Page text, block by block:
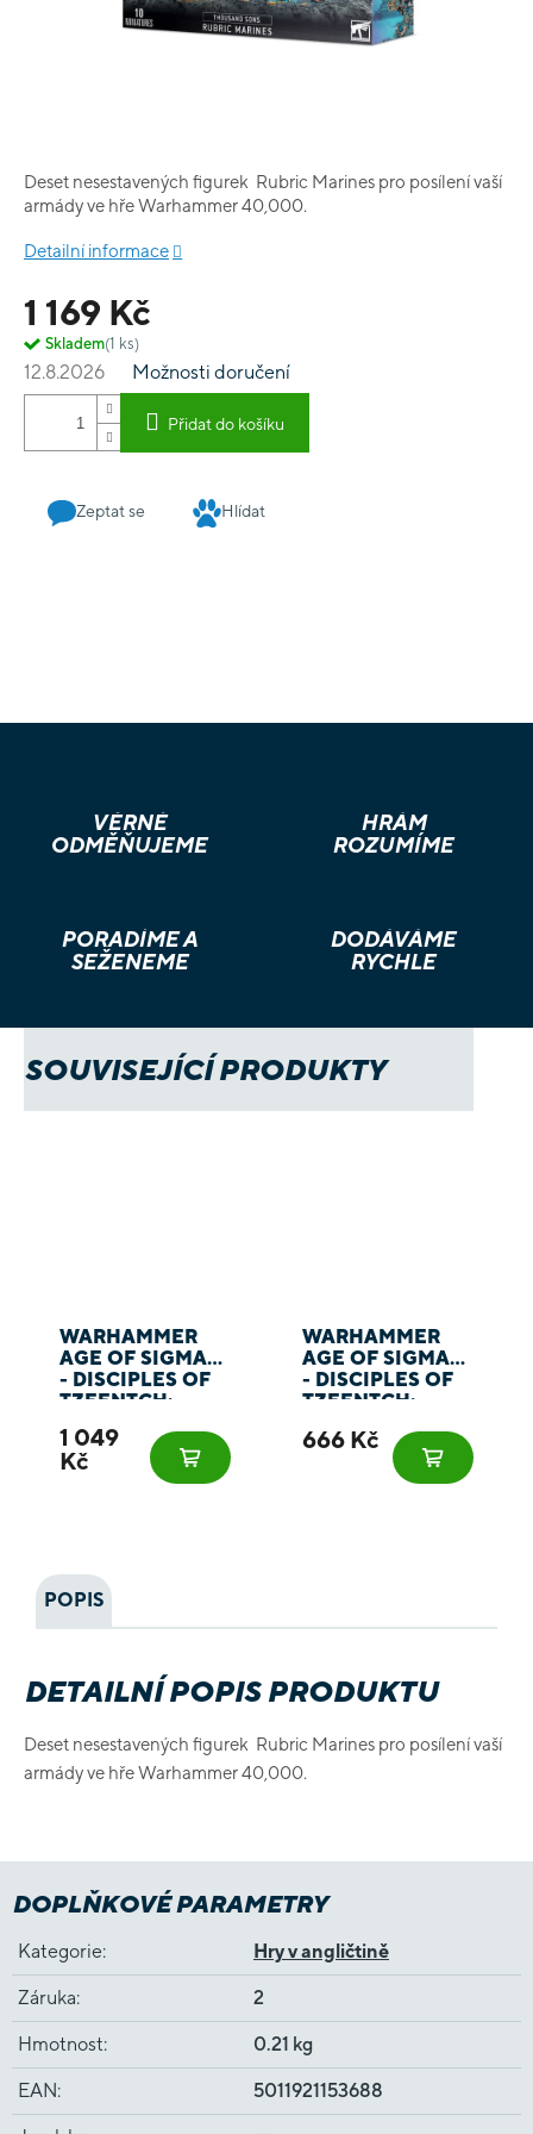
1 169 Kč
Skladem(1 ks)
12.8.2026 Možnosti doručení
Přidat do košíku
Deset nesestavených figurek Rubric Marines pro posílení vaší
armády ve hře Warhammer 40,000.
Detailní informace
Zeptat se Hlídat
VĚRNÉ
ODMĚŇUJEME
HRÁM
ROZUMÍME
PORADÍME A
SEŽENEME
DODÁVÁME
RYCHLE
SOUVISEJÍCÍ PRODUKTY
WARHAMMER
AGE OF SIGMAR
- DISCIPLES OF
TZEENTCH:
1 049
Kč
WARHAMMER
AGE OF SIGMAR
- DISCIPLES OF
TZEENTCH:
666 Kč
POPIS
DETAILNÍ POPIS PRODUKTU
Deset nesestavených figurek Rubric Marines pro posílení vaší
armády ve hře Warhammer 40,000.
DOPLŇKOVÉ PARAMETRY
Kategorie: Hry v angličtině
Záruka: 2
Hmotnost: 0.21 kg
EAN: 5011921153688